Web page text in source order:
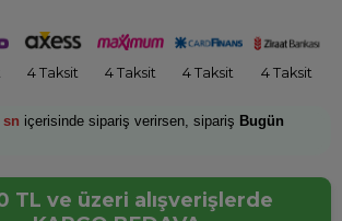
4 Taksit 4 Taksit 4 Taksit 4 Taksit
sn içerisinde sipariş verirsen, sipariş Bugün
TL ve üzeri alışverişlerde